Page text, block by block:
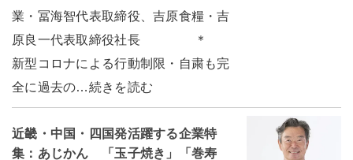
業・冨海智代表取締役、吉原食糧・吉
原良一代表取締役社長 ＊
新型コロナによる行動制限・自粛も完
全に過去の…続きを読む
近畿・中国・四国発活躍する企業特
集：あじかん 「玉子焼き」「巻寿